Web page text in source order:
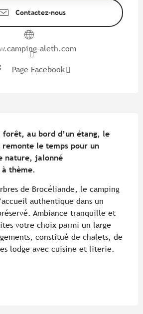
Contactez-nous
aleth.com
Page Facebook
forêt, au bord d’un étang, le
remonte le temps pour un
nature, jalonné
à thème.
de Brocéliande, le camping
authentique dans un
Ambiance tranquille et
votre choix parmi un large
constitué de chalets, de
lodge avec cuisine et literie.